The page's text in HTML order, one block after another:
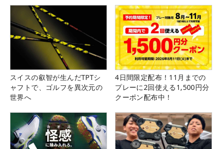
スイスの叡智が生んだTPTシ
ャフトで、ゴルフを異次元の
世界へ
4日間限定配布！11月までの
プレーに2回使える1,500円分
クーポン配布中！